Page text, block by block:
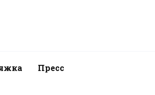
Пресс